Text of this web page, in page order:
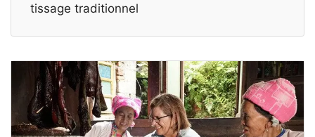
tissage traditionnel